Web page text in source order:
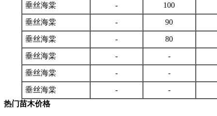
垂丝海棠 - 100
垂丝海棠 - 90
垂丝海棠 - 80
垂丝海棠 - -
垂丝海棠 - -
垂丝海棠 -
-
热门苗木价格